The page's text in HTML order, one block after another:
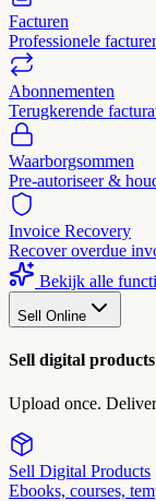
Facturen
Professionele
Abonnementen
Terugkerende
Waarborgsommen
Pre-autoriseer &
Invoice Recovery
Recover overdue
Bekijk alle
Sell Online
Sell digital products
Upload once.
Sell Digital Products
Ebooks, courses,